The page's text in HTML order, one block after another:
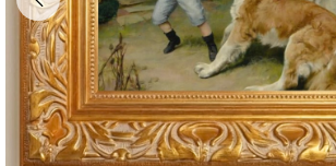
das obras do
século XIX. Produção artesanal em
molduras em Madeira Maciçae impressão com
QUALIDADE DE MUSEU
Curadoria das Campanhas